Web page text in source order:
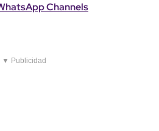
Channels
▼ Publicidad